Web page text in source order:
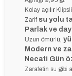
Kolay açılır
Zarif su yolu
Parlak ve
Uzun ömürlü,
Modern ve
Necati Gün
Zarafetin su gibi